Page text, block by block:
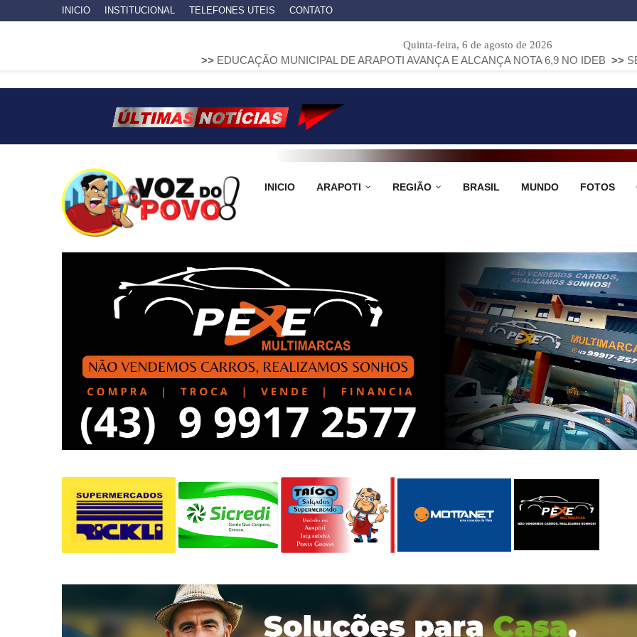
INICIO INSTITUCIONAL TELEFONES UTEIS CONTATO
Quinta-feira, 6 de agosto de 2026
EDUCAÇÃO MUNICIPAL DE ARAPOTI AVANÇA E ALCANÇA NOTA 6,9 NO IDEB >> SEM O
INICIO ARAPOTI REGIÃO BRASIL MUNDO FOTOS